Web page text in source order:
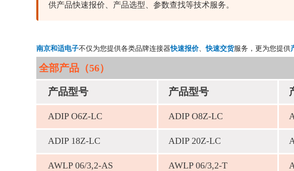
供产品快速报价、产品选型、参数查找等技术服务。
南京和适电子不仅为您提供各类品牌连接器快速报价、快速交货服务，更为您提供
全部产品（56）
产品型号 产品型号
ADIP O6Z-LC ADIP O8Z-LC
ADIP 18Z-LC ADIP 20Z-LC
AWLP 06/3,2-AS AWLP 06/3,2-Т